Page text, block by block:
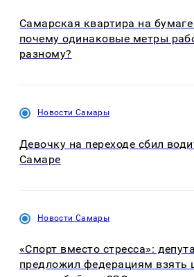
Самарская квартира на
почему одинаковые метры
разному?
Новости Самары
Девочку на переходе сбил
Самаре
Новости Самары
«Спорт вместо стресса»:
предложил федерациям взять